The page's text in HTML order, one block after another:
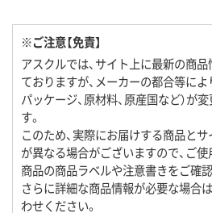
※ご注意【免責】
アスクルでは、サイト上に最新の商
ておりますが、メーカーの都合等によ
パッケージ、原材料、原産国など）が
す。
このため、実際にお届けする商品と
が異なる場合がございますので、ご
商品の商品ラベルや注意書きをご確認
さらに詳細な商品情報が必要な場合
わせください。